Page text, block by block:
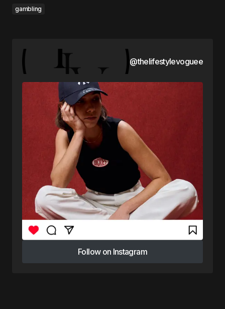
gambling
@thelifestylevoguee
Follow on Instagram
Follow on Instagram